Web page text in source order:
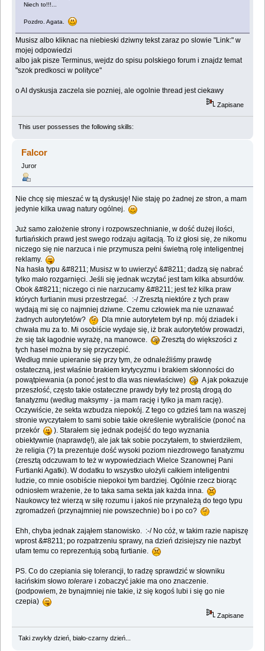
Niech to!!!...
Pozdro. Agata.
Musisz albo kliknac na niebieski dziwny tekst zaraz po slowie "Link:" w
mojej odpowiedzi
albo jak pisze Terminus, wejdz do spisu polskiego forum i znajdz temat
"szok predkosci w polityce"
o AI dyskusja zaczela sie pozniej, ale ogolnie thread jest ciekawy
Zapisane
This user possesses the following skills:
Falcor
Juror
Nie chcę się mieszać w tą dyskusję! Nie staję po żadnej ze stron, a mam
jedynie kilka uwag natury ogólnej.
Już samo założenie strony i rozpowszechnianie, w dość dużej ilości,
furtiańskich prawd jest swego rodzaju agitacją. To iż głosi się, że nikomu
niczego się nie narzuca i nie przymusza pełni świetną rolę inteligentnej
reklamy.
Na hasła typu &#8211; Musisz w to uwierzyć &#8211; dadzą się nabrać
tylko mało rozgarnięci. Jeśli się jednak wczytać jest tam kilka absurdów.
Obok &#8211; niczego ci nie narzucamy &#8211; jest też kilka praw
których furtianin musi przestrzegać. :-/ Zresztą niektóre z tych praw
wydają mi się co najmniej dziwne. Czemu człowiek ma nie uznawać
żadnych autorytetów?
Dla mnie autorytetem był np. mój dziadek i
chwała mu za to. Mi osobiście wydaje się, iż brak autorytetów prowadzi,
że się tak łagodnie wyrażę, na manowce.
Zresztą do większości z
tych haseł można by się przyczepić.
Według mnie upieranie się przy tym, że odnaleźliśmy prawdę
ostateczną, jest właśnie brakiem krytycyzmu i brakiem skłonności do
powątpiewania (a ponoć jest to dla was niewłaściwe)
A jak pokazuje
przeszłość, często takie ostateczne prawdy były też prostą drogą do
fanatyzmu (według maksymy - ja mam rację i tylko ja mam rację).
Oczywiście, że sekta wzbudza niepokój. Z tego co gdzieś tam na waszej
stronie wyczytałem to sami sobie takie określenie wybraliście (ponoć na
przekór
). Starałem się jednak podejść do tego wyznania
obiektywnie (naprawdę!), ale jak tak sobie poczytałem, to stwierdziłem,
że religia (?) ta prezentuje dość wysoki poziom niezdrowego fanatyzmu
(zresztą odczuwam to też w wypowiedziach Wielce Szanownej Pani
Furtianki Agatki). W dodatku to wszystko ułożyli całkiem inteligentni
ludzie, co mnie osobiście niepokoi tym bardziej. Ogólnie rzecz biorąc
odniosłem wrażenie, że to taka sama sekta jak każda inna.
Naukowcy też wierzą w siłę rozumu i jakoś nie przynależą do tego typu
zgromadzeń (przynajmniej nie powszechnie) bo i po co?
Ehh, chyba jednak zająłem stanowisko. :-/ No cóż, w takim razie napiszę
wprost &#8211; po rozpatrzeniu sprawy, na dzień dzisiejszy nie nazbyt
ufam temu co reprezentują sobą furtianie.
PS. Co do czepiania się tolerancji, to radzę sprawdzić w słowniku
łacińskim słowotolerare i zobaczyć jakie ma ono znaczenie.
(podpowiem, że bynajmniej nie takie, iż się kogoś lubi i się go nie
czepia)
Zapisane
Taki zwykły dzień, biało-czarny dzień...